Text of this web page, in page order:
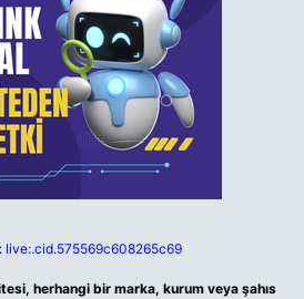
live:.cid.575569c608265c69
herhangi bir marka, kurum veya şahıs